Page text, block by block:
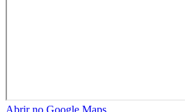
Abrir no Google Maps